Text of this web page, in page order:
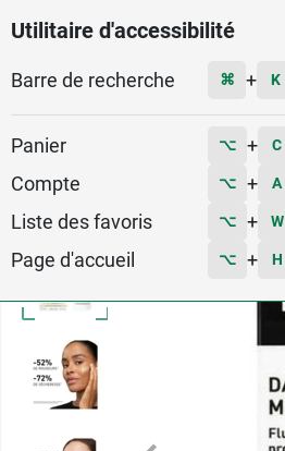
Utilitaire d'accessibilité
Barre de recherche ⌘ + K
Panier ⌥ + C
Compte ⌥ + A
Liste des favoris ⌥ + W
Page d'accueil ⌥ + H
Menu